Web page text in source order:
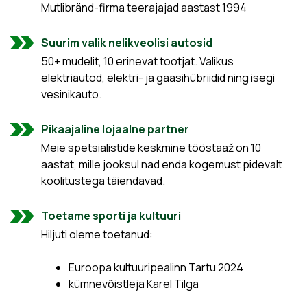
Mutlibränd-firma teerajajad aastast 1994
Suurim valik nelikveolisi autosid
50+ mudelit, 10 erinevat tootjat. Valikus
elektriautod, elektri- ja gaasihübriidid ning isegi
vesinikauto.
Pikaajaline lojaalne partner
Meie spetsialistide keskmine tööstaaž on 10
aastat, mille jooksul nad enda kogemust pidevalt
koolitustega täiendavad.
Toetame sporti ja kultuuri
Hiljuti oleme toetanud:
Euroopa kultuuripealinn Tartu 2024
kümnevõistleja Karel Tilga